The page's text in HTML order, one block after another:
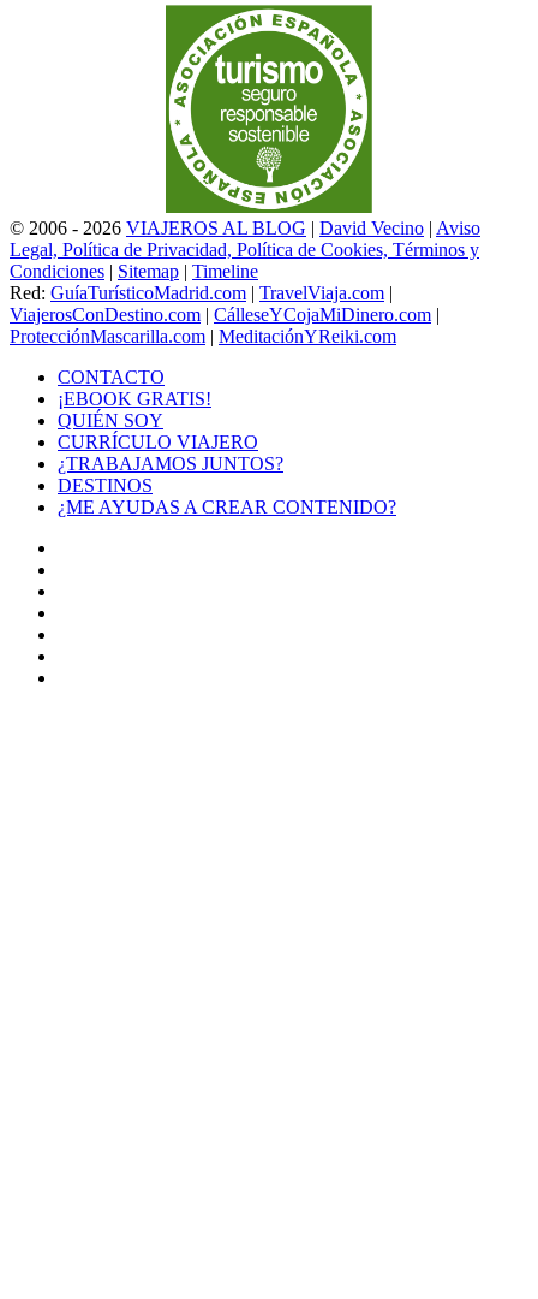
© 2006 - 2026 VIAJEROS AL BLOG | David Vecino | Aviso
Legal, Política de Privacidad, Política de Cookies, Términos y
Condiciones | Sitemap | Timeline
Red: GuíaTurísticoMadrid.com | TravelViaja.com |
ViajerosConDestino.com | CálleseYCojaMiDinero.com |
ProtecciónMascarilla.com | MeditaciónYReiki.com
CONTACTO
¡EBOOK GRATIS!
QUIÉN SOY
CURRÍCULO VIAJERO
¿TRABAJAMOS JUNTOS?
DESTINOS
¿ME AYUDAS A CREAR CONTENIDO?